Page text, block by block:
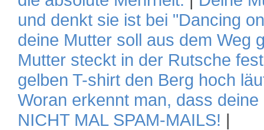
und denkt sie ist bei "Dancing
deine Mutter soll aus dem Weg
Mutter steckt in der Rutsche
gelben T-shirt den Berg hoch
Woran erkennt man, dass
NICHT MAL SPAM-MAILS! |